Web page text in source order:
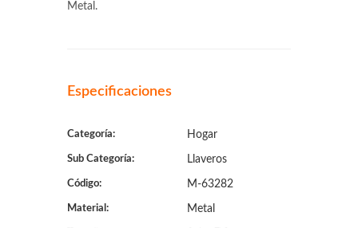
Metal.
Especificaciones
Categoría: Hogar
Sub Categoría: Llaveros
Código: M-63282
Material: Metal